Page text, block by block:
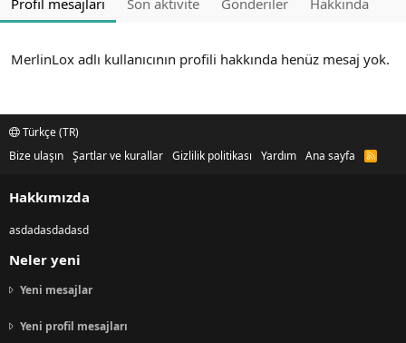
Profil mesajları Son aktivite Gönderiler Hakkında
MerlinLox adlı kullanıcının profili hakkında henüz mesaj yok.
Türkçe (TR)
Bize ulaşın Şartlar ve kurallar Gizlilik politikası Yardım Ana sayfa
R
Hakkımızda
asdadasdadasd
Neler yeni
Yeni mesajlar
Yeni profil mesajları